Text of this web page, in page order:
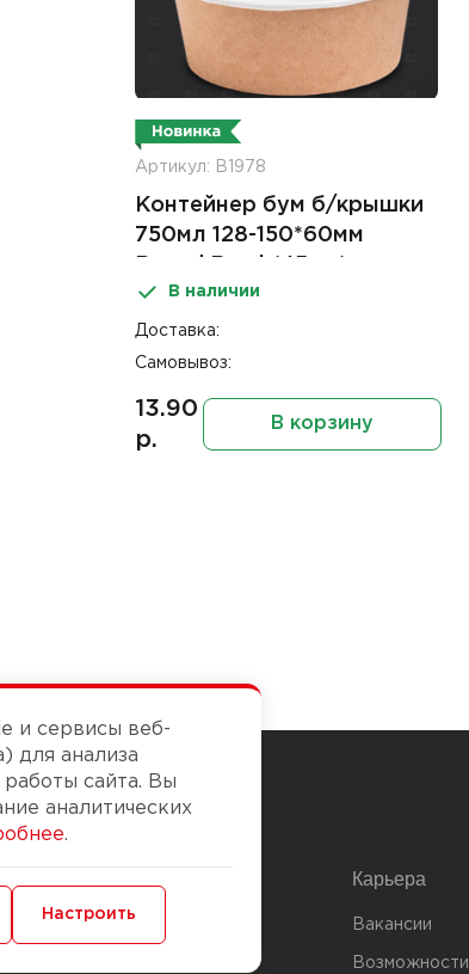
Артикул: В1978
Контейнер бум б/крышки
750мл 128-150*60мм
В наличии
Доставка:
Самовывоз:
13.90
р.
В корзину
Доставка и оплата
Карьера
Вакансии
Возможности
и сервисы веб-
для анализа
сайта. Вы
аналитических
.
Аналитические
Настроить